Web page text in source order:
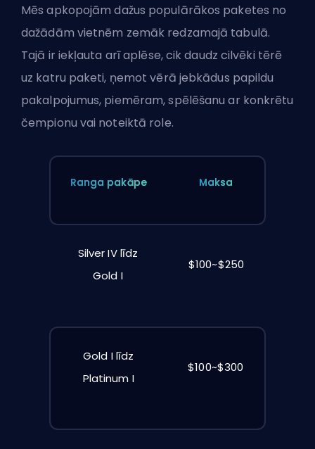
Mēs apkopojām dažus populārākos paketes no
dažādām vietnēm zemāk redzamajā tabulā.
Tajā ir iekļauta arī aplēse, cik daudz cilvēki tērē
uz katru paketi, ņemot vērā jebkādus papildu
pakalpojumus, piemēram, spēlēšanu ar konkrētu
čempionu vai noteiktā role.
Ranga pakāpe Maksa
Silver IV līdz
Gold I
$100~$250
Gold I līdz
Platinum I
$100~$300